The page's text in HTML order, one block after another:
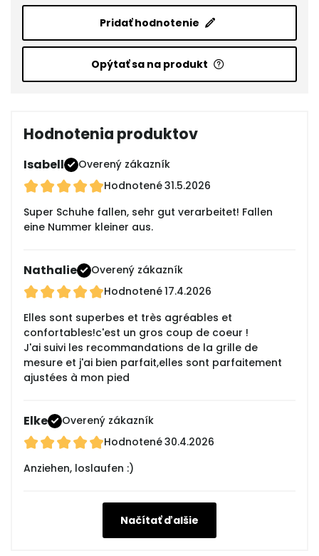
Pridať hodnotenie
Opýtať sa na produkt
Hodnotenia produktov
Isabell
Overený zákazník
Hodnotené31.5.2026
Super Schuhe fallen, sehr gut verarbeitet! Fallen
eine Nummer kleiner aus.
Nathalie
Overený zákazník
Hodnotené17.4.2026
Elles sont superbes et très agréables et
confortables!c'est un gros coup de coeur !
J'ai suivi les recommandations de la grille de
mesure et j'ai bien parfait,elles sont parfaitement
ajustées à mon pied
Elke
Overený zákazník
Hodnotené30.4.2026
Anziehen, loslaufen :)
Načítať ďalšie